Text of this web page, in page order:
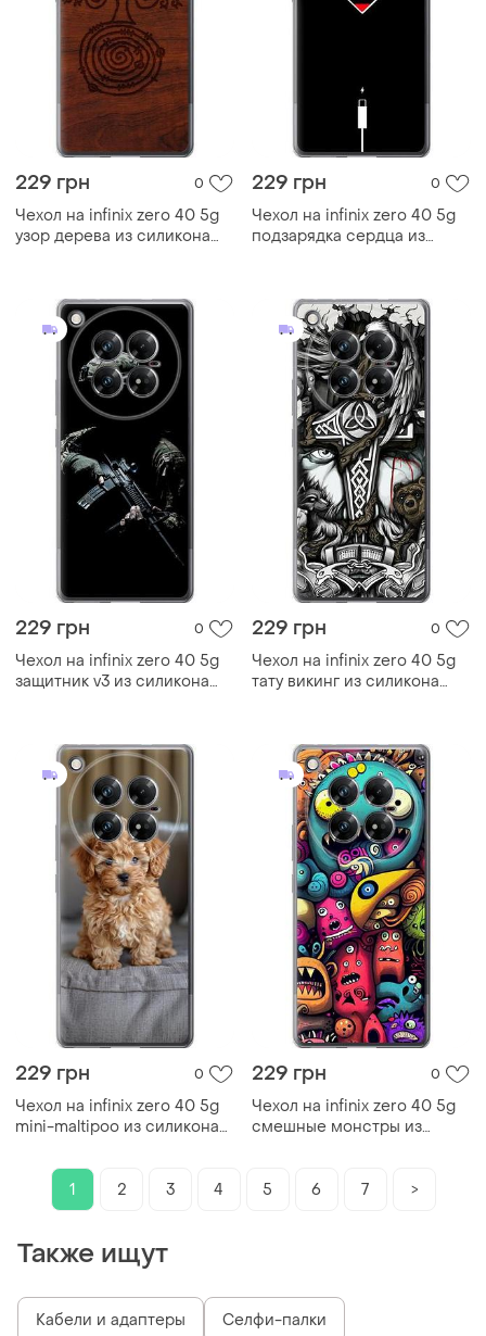
229 грн 0
Чехол на infinix zero 40 5g
узор дерева из силикона
229 грн 0
Чехол на infinix zero 40 5g
подзарядка сердца из
229 грн 0
Чехол на infinix zero 40 5g
защитник v3 из силикона
229 грн 0
Чехол на infinix zero 40 5g
тату викинг из силикона
229 грн 0
Чехол на infinix zero 40 5g
mini-maltipoo из силикона
229 грн 0
Чехол на infinix zero 40 5g
cмешные монстры из
1 2 3 4 5 6 7 >
Также ищут
Кабели и адаптеры Селфи-палки